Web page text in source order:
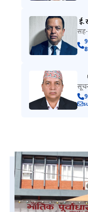
ई.
सह-